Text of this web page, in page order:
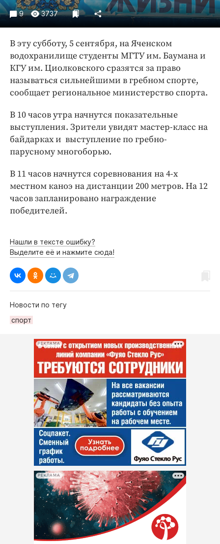
Спорт
Экономика и бизнес
ПРОЕКТЫ
Блоги
Издания
Медиаперсона
Клиника года
Бренд года
Работодатель года
9 3737
В эту субботу, 5 сентября, на Яченском
водохранилище студенты МГТУ им. Баумана и
КГУ им. Циолковского сразятся за право
называться сильнейшими в гребном спорте,
сообщает региональное министерство спорта.
В 10 часов утра начнутся показательные
выступления. Зрители увидят мастер-класс на
байдарках и выступление по гребно-
парусному многоборью.
В 11 часов начнутся соревнования на 4-х
местном каноэ на дистанции 200 метров. На 12
часов запланировано награждение
победителей.
Нашли в тексте ошибку?
Выделите её и нажмите сюда!
Новости по тегу
спорт
РЕКЛАМА
РЕКЛАМА